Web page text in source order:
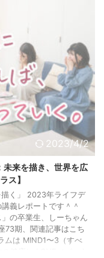
2023/4/2
来を描き、世界を広
ス】
く」 2023年ライフデ
義レポートです＾＾
の卒業生、しーちゃん
期、関連記事はこち
ムは MIND1〜3（すべ